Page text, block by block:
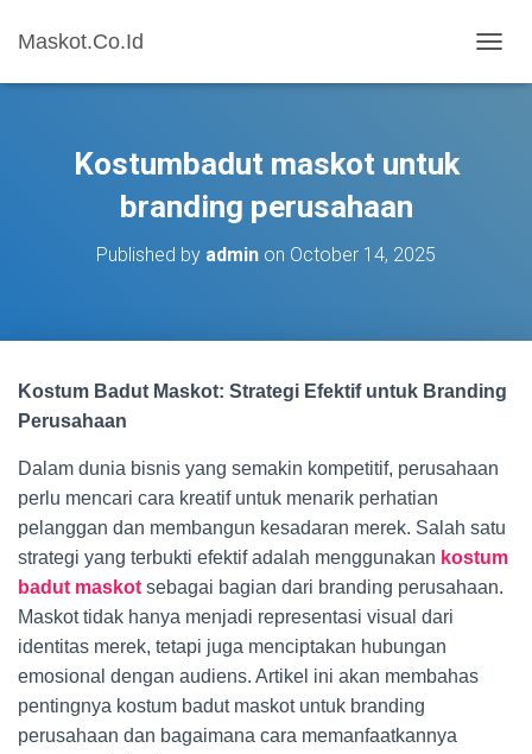
Maskot.Co.Id
O
N
Kostumbadut maskot untuk
branding perusahaan
Published by admin on October 14, 2025
Kostum Badut Maskot: Strategi Efektif untuk Branding
Perusahaan
Dalam dunia bisnis yang semakin kompetitif, perusahaan
perlu mencari cara kreatif untuk menarik perhatian
pelanggan dan membangun kesadaran merek. Salah satu
strategi yang terbukti efektif adalah menggunakan kostum
badut maskot sebagai bagian dari branding perusahaan.
Maskot tidak hanya menjadi representasi visual dari
identitas merek, tetapi juga menciptakan hubungan
emosional dengan audiens. Artikel ini akan membahas
pentingnya kostum badut maskot untuk branding
perusahaan dan bagaimana cara memanfaatkannya